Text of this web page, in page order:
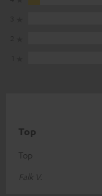
Top
Top
Falk V.